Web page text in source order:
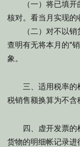
（一）将已填开
核对。看当月实现的
（二）对不以销
查明有无将本月的“
象。
三、适用税率的
税销售额换算为不含
四、虚开发票的
货物的明细帐记录进